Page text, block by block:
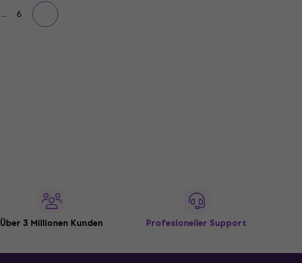
... 6
Über 3 Millionen Kunden Profesioneller Support